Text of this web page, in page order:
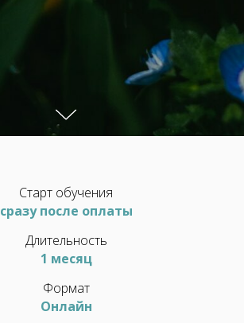
Старт обучения
сразу после оплаты
Длительность
1 месяц
Формат
Онлайн